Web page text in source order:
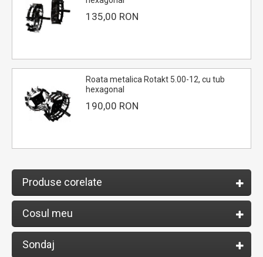
135,00 RON
Roata metalica Rotakt 5.00-12, cu tub
hexagonal
190,00 RON
Produse corelate
Cosul meu
Sondaj